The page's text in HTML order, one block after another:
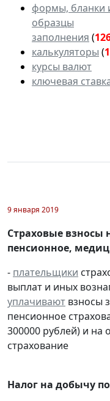
формы, бланки
образцы
заполнения (
калькуляторы (
курсы валют
ключевая
9 января 2019
Страховые взносы
пенсионное,
- плательщики
выплат и иных
уплачивают взносы
пенсионное
300000 рублей) и на
страхование
Налог на добычу